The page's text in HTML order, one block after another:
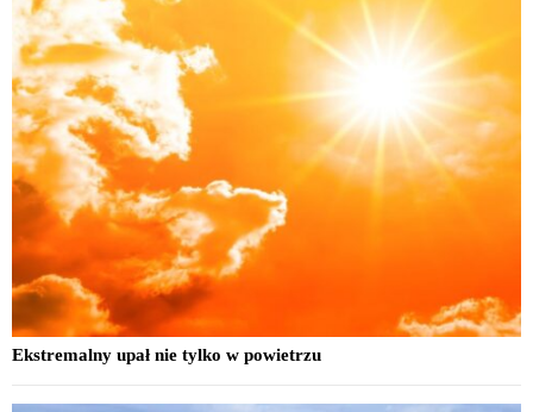
Ekstremalny upał nie tylko w powietrzu